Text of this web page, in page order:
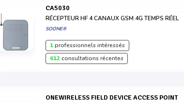
CA5030
RÉCEPTEUR HF 4 CANAUX GSM 4G TEMPS RÉEL
SOONE®
1professionnels intéressés
612consultations récentes
ONEWIRELESS FIELD DEVICE ACCESS POINT